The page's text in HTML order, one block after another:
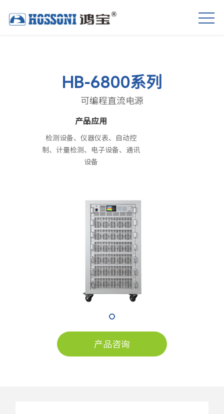
HB-6800系列
可编程直流电源
产品应用
检测设备、仪器仪表、自动控
制、计量检测、电子设备、通讯
设备
产品咨询